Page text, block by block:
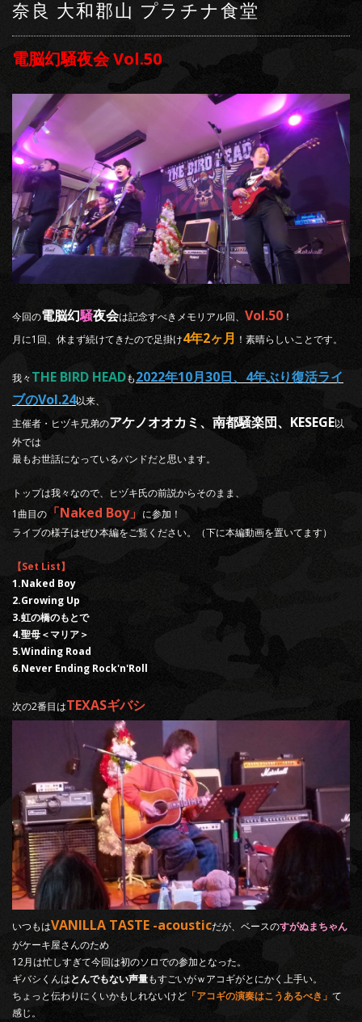
奈良 大和郡山 プラチナ食堂
電脳幻騒夜会 Vol.50
今回の電脳幻騒夜会は記念すべきメモリアル回、 Vol.50 ！
月に1回、休まず続けてきたので足掛け4年2ヶ月 ！素晴らしいことです。
我々THE BIRD HEADも2022年10月30日、4年ぶり復活ライ
ブのVol.24以来、
主催者・ヒヅキ兄弟のアケノオオカミ、南都騒楽団、KESEGE以
外では
最もお世話になっているバンドだと思います。
トップは我々なので、ヒヅキ氏の前説からそのまま、
1曲目の「Naked Boy」に参加！
ライブの様子はぜひ本編をご覧ください。（下に本編動画を置いてます）
【Set List】
1.Naked Boy
2.Growing Up
3.虹の橋のもとで
4.聖母＜マリア＞
5.Winding Road
6.Never Ending Rock'n'Roll
次の2番目はTEXASギバシ
いつもはVANILLA TASTE -acousticだが、ベースのすがぬまちゃん
がケーキ屋さんのため
12月は忙しすぎて今回は初のソロでの参加となった。
ギバシくんはとんでもない声量もすごいがｗアコギがとにかく上手い。
ちょっと伝わりにくいかもしれないけど 「アコギの演奏はこうあるべき」 て
感じ。